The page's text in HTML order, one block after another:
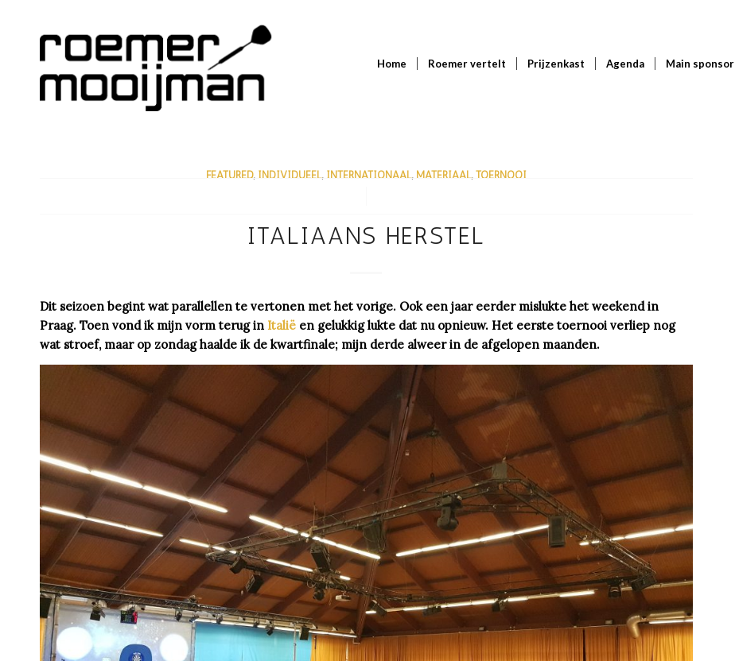
Home Roemer vertelt Prijzenkast Agenda Main sponsor
FEATURED, INDIVIDUEEL, INTERNATIONAAL, MATERIAAL,TOERNOOI
ITALIAANS HERSTEL
Dit seizoen begint wat parallellen te vertonen met het vorige. Ook een jaar eerder mislukte het weekend in
Praag. Toen vond ik mijn vorm terug in Italië en gelukkig lukte dat nu opnieuw. Het eerste toernooi verliep nog
wat stroef, maar op zondag haalde ik de kwartfinale; mijn derde alweer in de afgelopen maanden.